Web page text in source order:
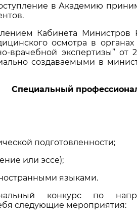
в Академию
Кабинета
осмотра в
врачебной экспертизы” от
создаваемыми в
Специальный
подготовленности;
или эссе);
языками.
конкурс по
следующие мероприятия: